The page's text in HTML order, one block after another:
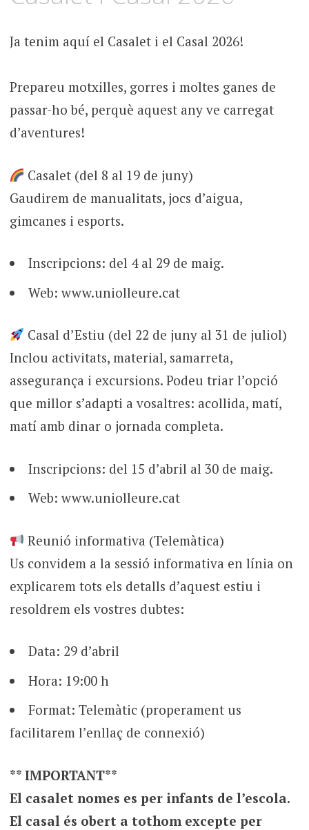
Ja tenim aquí el Casalet i el Casal 2026!
Prepareu motxilles, gorres i moltes ganes de
passar-ho bé, perquè aquest any ve carregat
d’aventures!
Casalet (del 8 al 19 de juny)
Gaudirem de manualitats, jocs d’aigua,
gimcanes i esports.
Inscripcions: del 4 al 29 de maig.
Web: www.uniolleure.cat
Casal d’Estiu (del 22 de juny al 31 de juliol)
Inclou activitats, material, samarreta,
assegurança i excursions. Podeu triar l’opció
que millor s’adapti a vosaltres: acollida, matí,
matí amb dinar o jornada completa.
Inscripcions: del 15 d’abril al 30 de maig.
Web: www.uniolleure.cat
Reunió informativa (Telemàtica)
Us convidem a la sessió informativa en línia on
explicarem tots els detalls d’aquest estiu i
resoldrem els vostres dubtes:
Data: 29 d’abril
Hora: 19:00 h
Format: Telemàtic (properament us
facilitarem l’enllaç de connexió)
** IMPORTANT**
El casalet nomes es per infants de l’escola.
El casal és obert a tothom excepte per